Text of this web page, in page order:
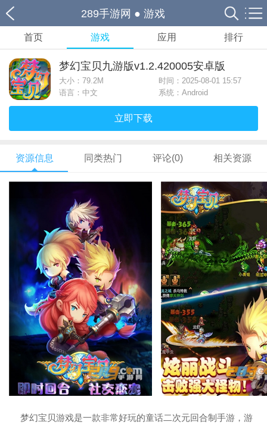
289手游网 ● 游戏
首页 游戏 应用 排行
梦幻宝贝九游版v1.2.420005安卓版
大小： 79.2M
时间：2025-08-01 15:57
语言：中文
系统：Android
立即下载
资源信息 同类热门 评论(0) 相关资源
梦幻宝贝游戏是一款非常好玩的童话二次元回合制手游，游